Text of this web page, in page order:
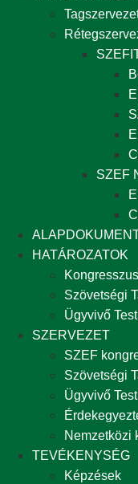
SZEF
HATÁROZATOK
Szövetségi
Ügyvivő
SZERVEZET
SZEF
Szövetségi
Ügyvivő
Nemzetközi
TEVÉKENYSÉG
Képzések